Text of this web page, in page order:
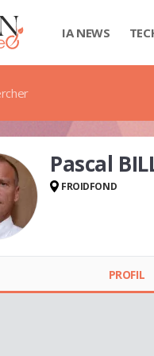
IA NEWS
Pascal
FROIDFOND
PROFIL